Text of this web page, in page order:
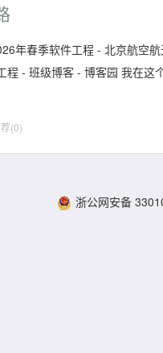
年春季软件工程 - 北京航空
- 班级博客 - 博客园 我在
(0)
浙公网安备